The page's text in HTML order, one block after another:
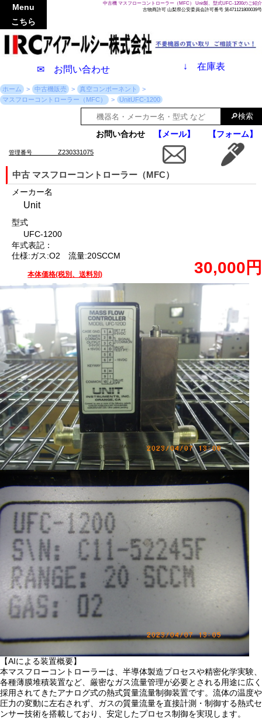
中古機 マスフローコントローラー（MFC） Unit製、型式UFC-1200のご紹介
古物商許可 山梨県公安委員会許可番号 第471121800039号
✉ お問い合わせ ↓ 在庫表
Menu
こちら
ホーム 中古機販売
真空コンポーネント
マスフローコントローラー（MFC）
UnitUFC-1200
お問い合わせ 【メール】 【フォーム】
管理番号 Z230331075
中古 マスフローコントローラー（MFC）
メーカー名
Unit
型式
UFC-1200
年式表記：
仕様:ガス:O2 流量:20SCCM
本体価格(税別、送料別) 30,000円
【AIによる装置概要】
本マスフローコントローラーは、半導体製造プロセスや精密化学実験、
各種薄膜堆積装置など、厳密なガス流量管理が必要とされる用途に広く
採用されてきたアナログ式の熱式質量流量制御装置です。流体の温度や
圧力の変動に左右されず、ガスの質量流量を直接計測・制御する熱式セ
ンサー技術を搭載しており、安定したプロセス制御を実現します。